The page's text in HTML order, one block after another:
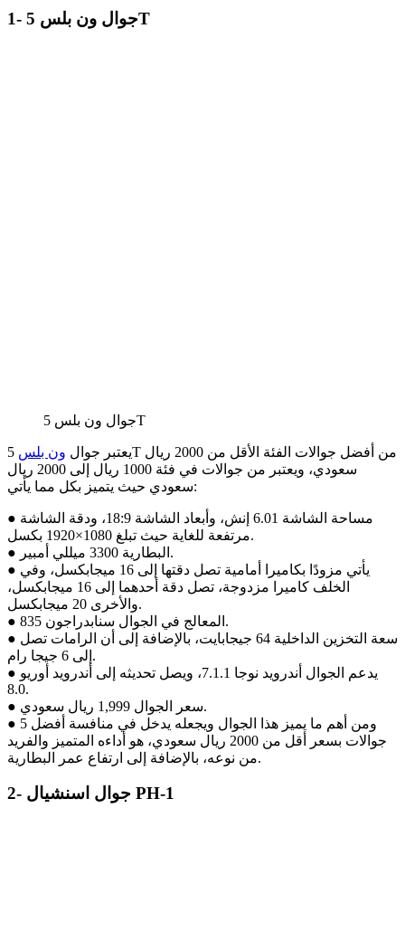
1- جوال ون بلس 5T
جوال ون بلس 5T
يعتبر جوال ون بلس 5T من أفضل جوالات الفئة الأقل من 2000 ريال
سعودي، ويعتبر من جوالات في فئة 1000 ريال إلى 2000 ريال
سعودي حيث يتميز بكل مما يأتي:
● مساحة الشاشة 6.01 إنش، وأبعاد الشاشة 18:9، ودقة الشاشة
مرتفعة للغاية حيث تبلغ 1080×1920 بكسل.
● البطارية 3300 ميللي أمبير.
● يأتي مزودًا بكاميرا أمامية تصل دقتها إلى 16 ميجابكسل، وفي
الخلف كاميرا مزدوجة، تصل دقة أحدهما إلى 16 ميجابكسل،
والأخرى 20 ميجابكسل.
● المعالج في الجوال سنابدراجون 835.
● سعة التخزين الداخلية 64 جيجابايت، بالإضافة إلى أن الرامات تصل
إلى 6 جيجا رام.
● يدعم الجوال أندرويد نوجا 7.1.1، ويصل تحديثه إلى أندرويد أوريو
8.0.
● سعر الجوال 1,999 ريال سعودي.
● ومن أهم ما يميز هذا الجوال ويجعله يدخل في منافسة أفضل 5
جوالات بسعر أقل من 2000 ريال سعودي، هو أداءه المتميز والفريد
من نوعه، بالإضافة إلى ارتفاع عمر البطارية.
2- جوال اسنشيال PH-1